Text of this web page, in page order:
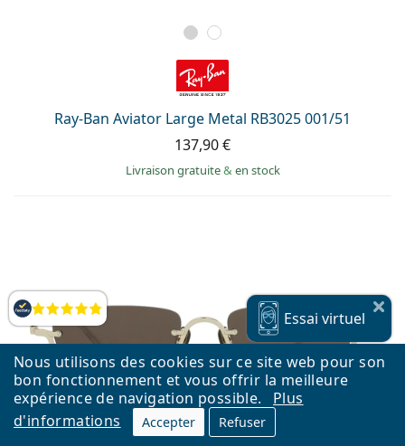
Nous utilisons des cookies sur ce site web pour son
bon fonctionnement et vous offrir la meilleure
expérience de navigation possible.
Plus
d'informations
Accepter Refuser
Évaluation
Ray-Ban Aviator Large Metal RB3025 001/51
137,90 €
Livraison gratuite& en stock
Essai virtuel